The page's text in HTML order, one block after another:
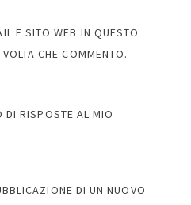
E SITO WEB IN QUESTO
CHE COMMENTO.
DI RISPOSTE AL MIO
DI UN NUOVO